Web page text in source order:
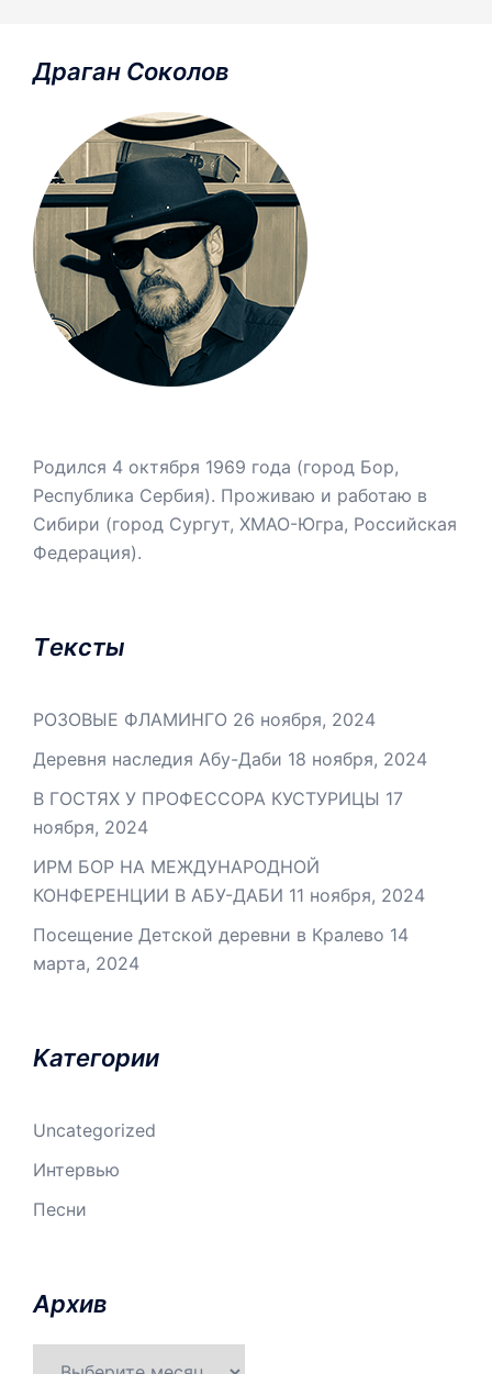
Драган Соколов
Родился 4 октября 1969 года (город Бор,
Республика Сербия). Проживаю и работаю в
Сибири (город Сургут, ХМАО-Югра, Российская
Федерация).
Tексты
РОЗОВЫЕ ФЛАМИНГО 26 ноября, 2024
Деревня наследия Абу-Даби 18 ноября, 2024
В ГОСТЯХ У ПРОФЕССОРА КУСТУРИЦЫ 17
ноября, 2024
ИРМ БОР НА МЕЖДУНАРОДНОЙ
КОНФЕРЕНЦИИ В АБУ-ДАБИ 11 ноября, 2024
Посещение Детской деревни в Кралево 14
марта, 2024
Kатегории
Uncategorized
Интервью
Песни
Aрхив